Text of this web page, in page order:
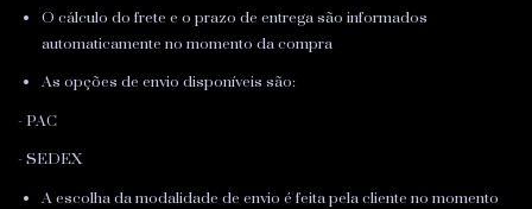
O cálculo do frete e o prazo de entrega são informados
automaticamente no momento da compra
As opções de envio disponíveis são:
- PAC
- SEDEX
A escolha da modalidade de envio é feita pela cliente no momento